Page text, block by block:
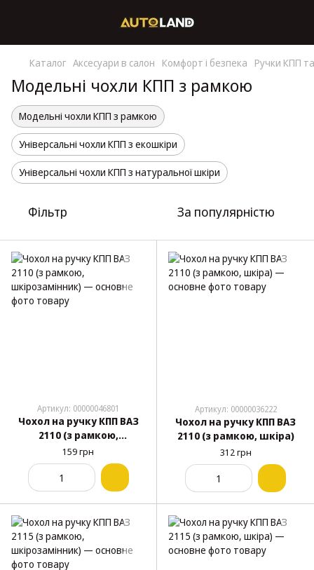
Каталог Аксесуари в салон Комфорт і безпека Ручки КПП
Модельні чохли КПП з рамкою
Модельні чохли КПП з рамкою
Універсальні чохли КПП з екошкіри
Універсальні чохли КПП з натуральної шкіри
Фільтр За популярністю
Артикул: 00000046801
Чохол на ручку КПП ВАЗ
2110 (з рамкою,
шкірозамінник)
159 грн
Артикул: 00000036222
Чохол на ручку КПП ВАЗ
2110 (з рамкою, шкіра)
312 грн